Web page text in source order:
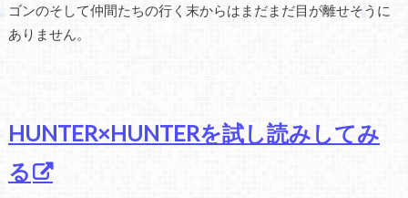
ゴンのそして仲間たちの行く末からはまだまだ目が離せそうに
ありません。
HUNTER×HUNTERを試し読みしてみ
る